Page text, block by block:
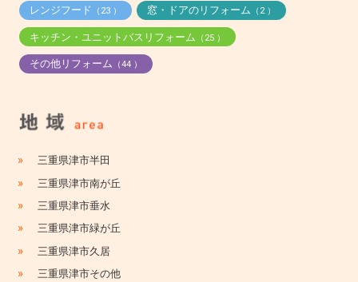
レンジフード （23 ） 窓・ドアのリフォーム （2 ）
キッチン・ユニットバスリフォーム （25 ）
その他リフォーム （44 ）
» 三重県津市半田
» 三重県津市南が丘
» 三重県津市垂水
» 三重県津市緑が丘
» 三重県津市久居
» 三重県津市その他